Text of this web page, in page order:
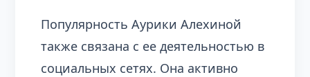
Популярность Аурики Алехиной
также связана с ее деятельностью в
социальных сетях. Она активно